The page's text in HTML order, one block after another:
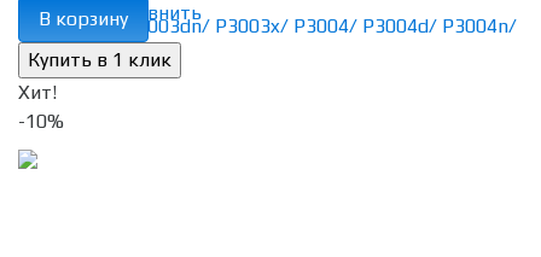
избранное сравнить
В корзину
Хит!
-10%